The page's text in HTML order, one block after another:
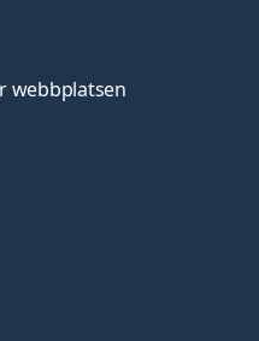
webbplatsen